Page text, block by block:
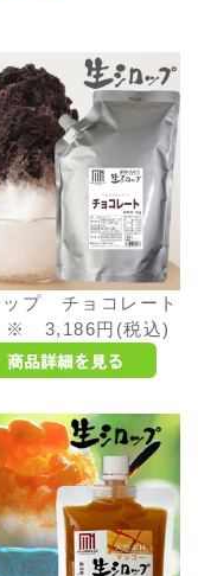
ップ チョコレート
3,186円(税込)